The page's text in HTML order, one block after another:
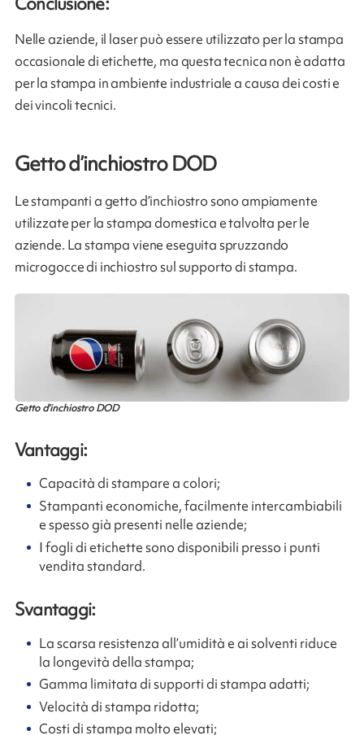
Nelle aziende, il laser può essere utilizzato per la stampa
occasionale di etichette, ma questa tecnica non è adatta
per la stampa in ambiente industriale a causa dei costi e
dei vincoli tecnici.
Getto d’inchiostro DOD
Le stampanti a getto d’inchiostro sono ampiamente
utilizzate per la stampa domestica e talvolta per le
aziende. La stampa viene eseguita spruzzando
microgocce di inchiostro sul supporto di stampa.
Getto d’inchiostro DOD
Vantaggi:
Capacità di stampare a colori;
Stampanti economiche, facilmente intercambiabili
e spesso già presenti nelle aziende;
I fogli di etichette sono disponibili presso i punti
vendita standard.
Svantaggi:
La scarsa resistenza all’umidità e ai solventi riduce
la longevità della stampa;
Gamma limitata di supporti di stampa adatti;
Velocità di stampa ridotta;
Costi di stampa molto elevati;